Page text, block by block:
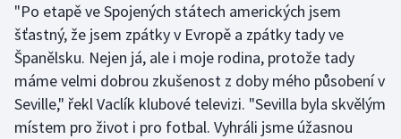
Gymnastika
Házená
Jezdectví
"Po etapě ve Spojených státech amerických jsem
šťastný, že jsem zpátky v Evropě a zpátky tady ve
Španělsku. Nejen já, ale i moje rodina, protože tady
máme velmi dobrou zkušenost z doby mého působení v
Seville," řekl Vaclík klubové televizi. "Sevilla byla skvělým
místem pro život i pro fotbal. Vyhráli jsme úžasnou